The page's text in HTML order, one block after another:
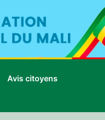
Avis citoyens